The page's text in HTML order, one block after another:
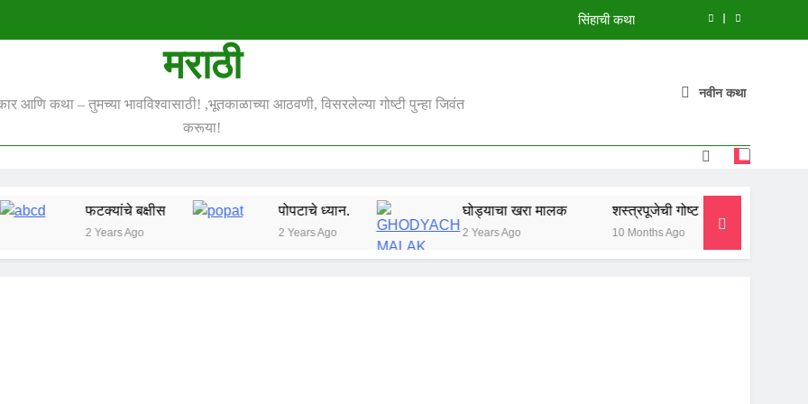
मुंगी आणि हत्ती
झाडावरची फुलं
मराठी
आणि कथा – तुमच्या भावविश्वासाठी! ,भूतकाळाच्या आठवणी, विसरलेल्या गोष्टी पुन्हा जिवंत
करूया!
नवीन कथा
फटक्यांचे बक्षीस
2 Years Ago
पोपटाचे ध्यान.
2 Years Ago
घोड्याचा खरा मालक
2 Years Ago
शस्त्रपूजेची गोष्ट
10 Months Ago
सिंहाची कथा
10 Months Ago